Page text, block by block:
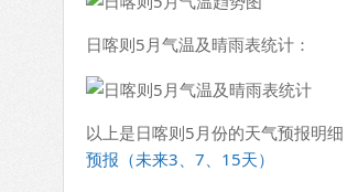
日喀则5月气温及晴雨表统计：
以上是日喀则5月份的天气预报明
预报（未来3、7、15天）